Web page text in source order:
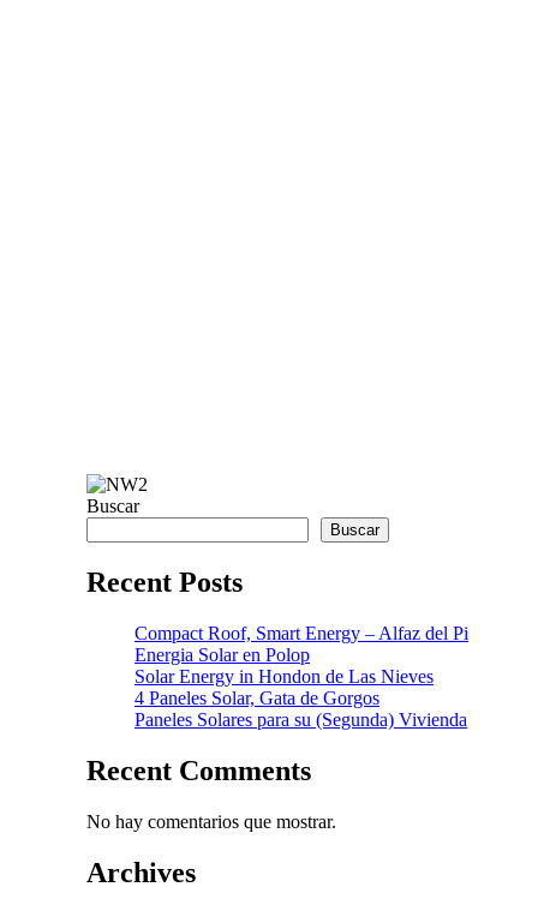
Buscar
Buscar
Recent Posts
Compact Roof, Smart Energy – Alfaz del Pi
Energia Solar en Polop
Solar Energy in Hondon de Las Nieves
4 Paneles Solar, Gata de Gorgos
Paneles Solares para su (Segunda) Vivienda
Recent Comments
No hay comentarios que mostrar.
Archives